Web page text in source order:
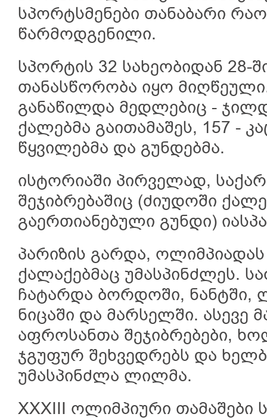
სპორტსმენები თანაბარი
წარმოდგენილი.
სპორტის 32 სახეობიდან
თანასწორობა იყო
განაწილდა მედლებიც -
ქალებმა გაითამაშეს, 157 -
წყვილებმა და გუნდებმა.
ისტორიაში პირველად,
შეჯიბრებაშიც (ძიუდოში
გაერთიანებული გუნდი)
პარიზის გარდა,
ქალაქებმაც უმასპინძლეს.
ჩატარდა ბორდოში, ნანტში,
ნიცაში და მარსელში. ასევე
აფროსანთა შეჯიბრებები,
ჯგუფურ შეხვედრებს და
უმასპინძლა ლილმა.
XXXIII ოლიმპიური თამაშები